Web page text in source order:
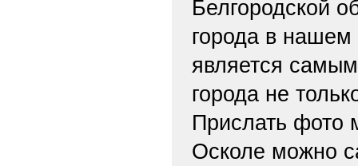
Белгородской
города в нашем
является
города не
Прислать фото
Осколе можно